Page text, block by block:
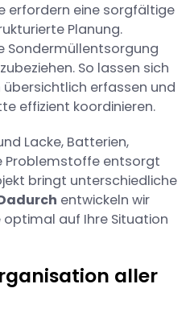
erfordern eine sorgfältige
Planung.
Sondermüllentsorgung
So lassen sich
erfassen und
effizient koordinieren.
Lacke, Batterien,
Problemstoffe entsorgt
bringt unterschiedliche
entwickeln wir
optimal auf Ihre Situation
aller